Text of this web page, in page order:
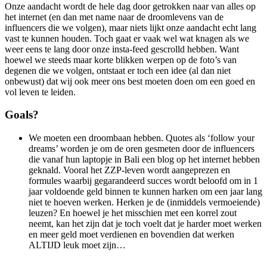
Onze aandacht wordt de hele dag door getrokken naar van alles op
het internet (en dan met name naar de droomlevens van de
influencers die we volgen), maar niets lijkt onze aandacht echt lang
vast te kunnen houden. Toch gaat er vaak wel wat knagen als we
weer eens te lang door onze insta-feed gescrolld hebben. Want
hoewel we steeds maar korte blikken werpen op de foto’s van
degenen die we volgen, ontstaat er toch een idee (al dan niet
onbewust) dat wij ook meer ons best moeten doen om een goed en
vol leven te leiden.
Goals?
We moeten een droombaan hebben. Quotes als ‘follow your
dreams’ worden je om de oren gesmeten door de influencers
die vanaf hun laptopje in Bali een blog op het internet hebben
geknald. Vooral het ZZP-leven wordt aangeprezen en
formules waarbij gegarandeerd succes wordt beloofd om in 1
jaar voldoende geld binnen te kunnen harken om een jaar lang
niet te hoeven werken. Herken je de (inmiddels vermoeiende)
leuzen? En hoewel je het misschien met een korrel zout
neemt, kan het zijn dat je toch voelt dat je harder moet werken
en meer geld moet verdienen en bovendien dat werken
ALTIJD leuk moet zijn…